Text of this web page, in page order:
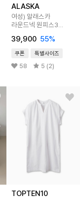
ALASKA
여성) 알래스카
라운드넥 원피스3
39,900 55%
쿠폰 특별사이즈
58 5 (2)
TOPTEN10